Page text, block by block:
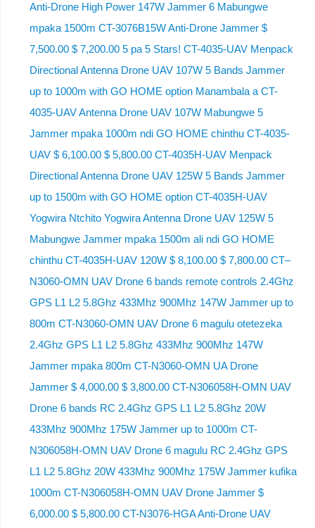
Anti-Drone High Power 147W Jammer 6 Mabungwe
mpaka 1500m CT-3076B15W Anti-Drone Jammer $
7,500.00 $ 7,200.00 5 pa 5 Stars! CT-4035-UAV Menpack
Directional Antenna Drone UAV 107W 5 Bands Jammer
up to 1000m with GO HOME option Manambala a CT-
4035-UAV Antenna Drone UAV 107W Mabungwe 5
Jammer mpaka 1000m ndi GO HOME chinthu CT-4035-
UAV $ 6,100.00 $ 5,800.00 CT-4035H-UAV Menpack
Directional Antenna Drone UAV 125W 5 Bands Jammer
up to 1500m with GO HOME option CT-4035H-UAV
Yogwira Ntchito Yogwira Antenna Drone UAV 125W 5
Mabungwe Jammer mpaka 1500m ali ndi GO HOME
chinthu CT-4035H-UAV 120W $ 8,100.00 $ 7,800.00 CT–
N3060-OMN UAV Drone 6 bands remote controls 2.4Ghz
GPS L1 L2 5.8Ghz 433Mhz 900Mhz 147W Jammer up to
800m CT-N3060-OMN UAV Drone 6 magulu otetezeka
2.4Ghz GPS L1 L2 5.8Ghz 433Mhz 900Mhz 147W
Jammer mpaka 800m CT-N3060-OMN UA Drone
Jammer $ 4,000.00 $ 3,800.00 CT-N306058H-OMN UAV
Drone 6 bands RC 2.4Ghz GPS L1 L2 5.8Ghz 20W
433Mhz 900Mhz 175W Jammer up to 1000m CT-
N306058H-OMN UAV Drone 6 magulu RC 2.4Ghz GPS
L1 L2 5.8Ghz 20W 433Mhz 900Mhz 175W Jammer kufika
1000m CT-N306058H-OMN UAV Drone Jammer $
6,000.00 $ 5,800.00 CT-N3076-HGA Anti-Drone UAV